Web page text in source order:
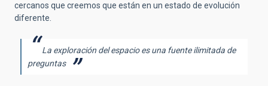
cercanos que creemos que están en un estado de evolución
diferente.
La exploración del espacio es una fuente ilimitada de
preguntas